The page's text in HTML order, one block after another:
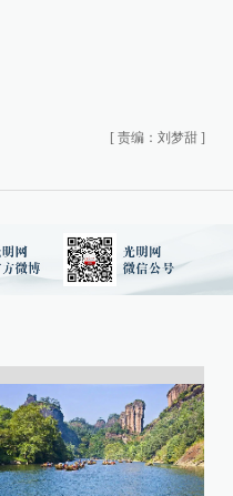
[ 责编：刘梦甜 ]